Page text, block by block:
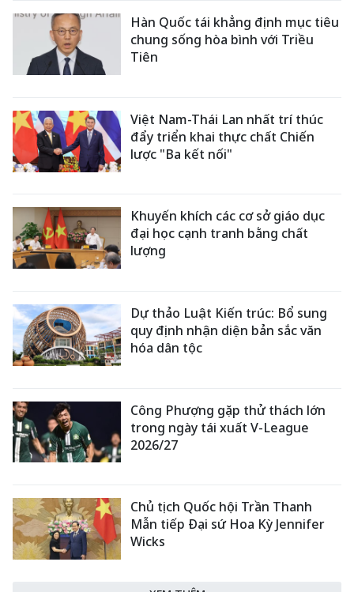
Hàn Quốc tái khẳng định mục tiêu
chung sống hòa bình với Triều
Tiên
Việt Nam-Thái Lan nhất trí thúc
đẩy triển khai thực chất Chiến
lược "Ba kết nối"
Khuyến khích các cơ sở giáo dục
đại học cạnh tranh bằng chất
lượng
Dự thảo Luật Kiến trúc: Bổ sung
quy định nhận diện bản sắc văn
hóa dân tộc
Công Phượng gặp thử thách lớn
trong ngày tái xuất V-League
2026/27
Chủ tịch Quốc hội Trần Thanh
Mẫn tiếp Đại sứ Hoa Kỳ Jennifer
Wicks